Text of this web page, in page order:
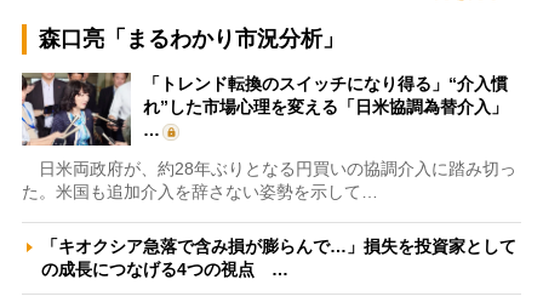
森口亮「まるわかり市況分析」
「トレンド転換のスイッチになり得る」“介入慣
れ”した市場心理を変える「日米協調為替介入」
…
日米両政府が、約28年ぶりとなる円買いの協調介入に踏み切っ
た。米国も追加介入を辞さない姿勢を示して…
「キオクシア急落で含み損が膨らんで…」損失を投資家として
の成長につなげる4つの視点 …